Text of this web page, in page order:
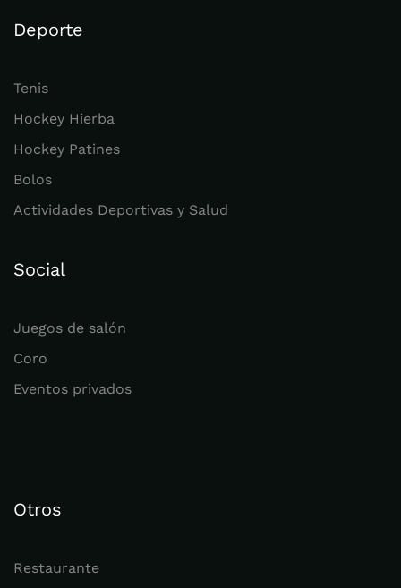
Deporte
Tenis
Hockey Hierba
Hockey Patines
Bolos
Actividades Deportivas y Salud
Social
Juegos de salón
Coro
Eventos privados
Otros
Restaurante